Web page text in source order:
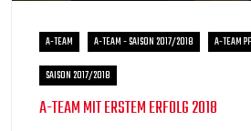
A-TEAM A-TEAM - SAISON 2017/2018 A-TEAM
SAISON 2017/2018
A-TEAM MIT ERSTEM ERFOLG 2018